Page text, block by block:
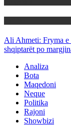
Ali Ahmeti: Fryma e
shqiptarët po
Analiza
Bota
Maqedoni
Neque
Politika
Rajoni
Showbizi